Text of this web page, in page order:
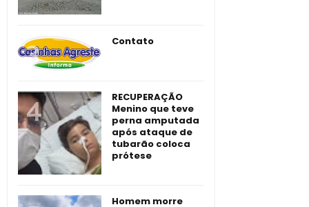
Contato
RECUPERAÇÃO
Menino que teve
perna amputada
após ataque de
tubarão coloca
prótese
Homem morre